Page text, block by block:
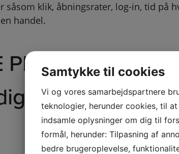
såsom klik, åbningsrater, log-in, tid på
handel.
PEDERSEN
når du:
Samtykke til cookies
Vi og vores samarbejdspartnere
teknologier, herunder cookies, til at
indsamle oplysninger om dig til
formål, herunder: Tilpasning af
bedre brugeroplevelse,